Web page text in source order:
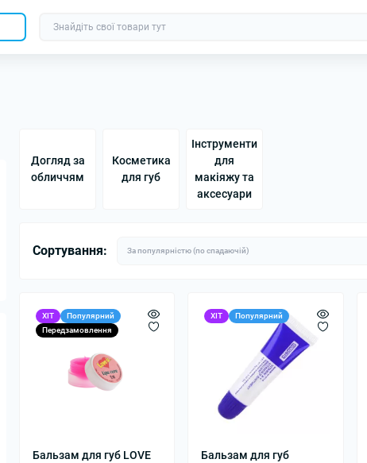
Догляд за
обличчям
Косметика
для губ
Інструменти
для
макіяжу та
аксесуари
Сортування:
ХІТ
Популярний
Передзамовлення
Бальзам для губ LOVE
ХІТ Популярний
Бальзам для губ